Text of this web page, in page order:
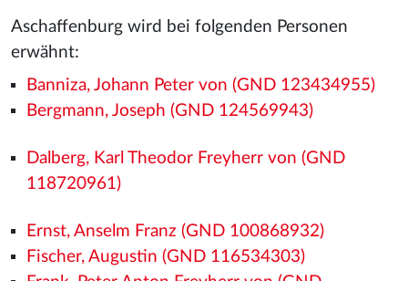
Aschaffenburg wird bei folgenden Personen
erwähnt:
Banniza, Johann Peter von (GND 123434955)
Bergmann, Joseph (GND 124569943)
Dalberg, Karl Theodor Freyherr von (GND
118720961)
Ernst, Anselm Franz (GND 100868932)
Fischer, Augustin (GND 116534303)